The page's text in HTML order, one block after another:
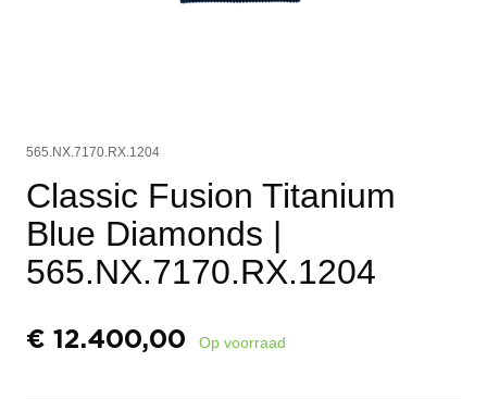
565.NX.7170.RX.1204
Classic Fusion Titanium
Blue Diamonds |
565.NX.7170.RX.1204
€ 12.400,00 Op voorraad